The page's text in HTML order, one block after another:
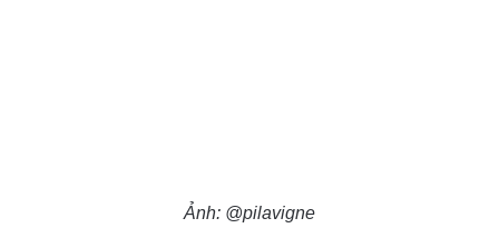
Ảnh: @pilavigne